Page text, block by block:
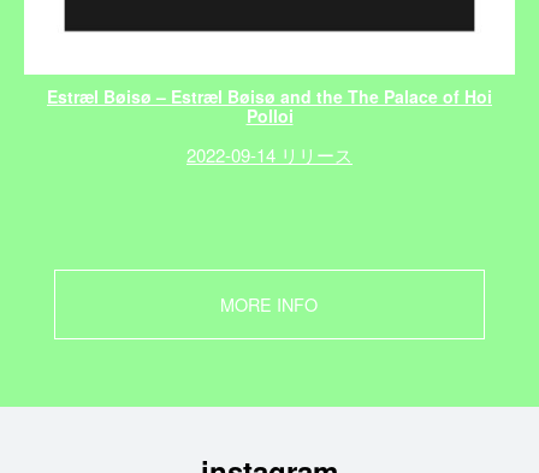
Estræl Bøisø – Estræl Bøisø and the The Palace of Hoi
Polloi
2022-09-14 リリース
MORE INFO